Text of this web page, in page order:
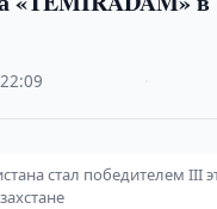
·22:09
стал победителем ІІІ